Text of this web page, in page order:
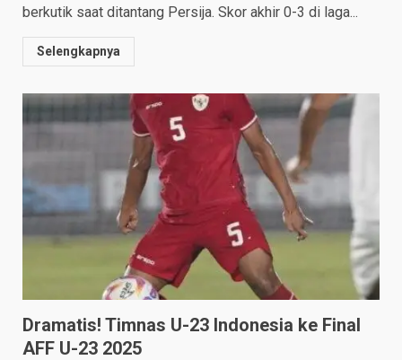
berkutik saat ditantang Persija. Skor akhir 0-3 di laga...
Selengkapnya
Dramatis! Timnas U-23 Indonesia ke Final
AFF U-23 2025